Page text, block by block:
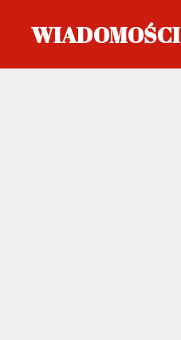
WIADOMOŚCI